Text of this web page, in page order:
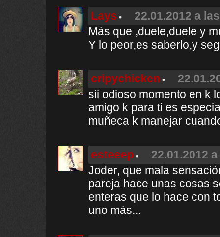
Lays
22.01.2012 a
Más que ,duele,duele y
Y lo peor,es saberlo,y
cripychicken
sii odioso momento en k
amigo k para ti es
muñeca k manejar
esteeep
22.01.2012
Joder, que mala
pareja hace unas cosas
enteras que lo hace con
uno más...